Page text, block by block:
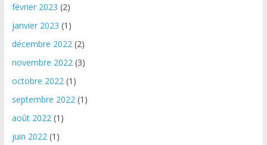
février 2023 (2)
janvier 2023 (1)
décembre 2022 (2)
novembre 2022 (3)
octobre 2022 (1)
septembre 2022 (1)
août 2022 (1)
juin 2022 (1)